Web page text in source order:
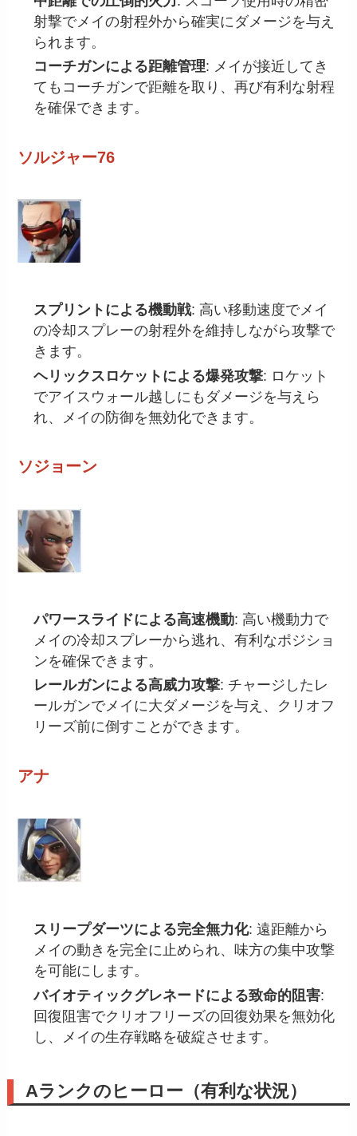
射撃でメイの射程外から確実にダメージを与え
られます。
コーチガンによる距離管理: メイが接近してき
てもコーチガンで距離を取り、再び有利な射程
を確保できます。
ソルジャー76
スプリントによる機動戦: 高い移動速度でメイ
の冷却スプレーの射程外を維持しながら攻撃で
きます。
ヘリックスロケットによる爆発攻撃: ロケット
でアイスウォール越しにもダメージを与えら
れ、メイの防御を無効化できます。
ソジョーン
パワースライドによる高速機動: 高い機動力で
メイの冷却スプレーから逃れ、有利なポジショ
ンを確保できます。
レールガンによる高威力攻撃: チャージしたレ
ールガンでメイに大ダメージを与え、クリオフ
リーズ前に倒すことができます。
アナ
スリープダーツによる完全無力化: 遠距離から
メイの動きを完全に止められ、味方の集中攻撃
を可能にします。
バイオティックグレネードによる致命的阻害:
回復阻害でクリオフリーズの回復効果を無効化
し、メイの生存戦略を破綻させます。
Aランクのヒーロー（有利な状況）